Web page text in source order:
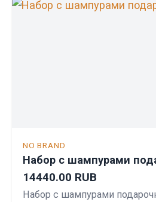
NO BRAND
Набор с шампурами
14440.00 RUB
Набор с шампурами